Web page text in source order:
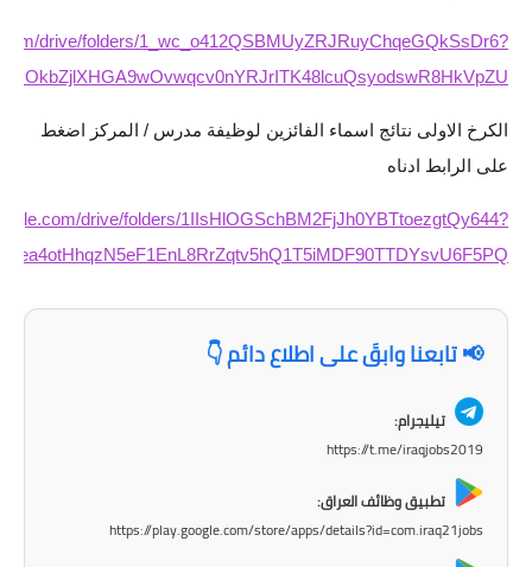
نتائج الامتحانات
المرحلة الاعدادية
اسئلة وزارية
المرحلة المتوسطة
المرحلة الابتدائية
drive/folders/1_wc_o412QSBMUyZRJRuyChqeGQkSsDr6?
الكرخ الاولى نتائج اسماء الفائزين لوظيفة مدرس / المركز اضغط
على الرابط ادناه
drive/folders/1IIsHlOGSchBM2FjJh0YBTtoezgtQy644?
📢 تابعنا وابقَ على اطلاع دائم 👇
تيليجرام:
https://t.me/iraqjobs2019
تطبيق وظائف العراق:
https://play.google.com/store/apps/details?id=com.iraq21jobs